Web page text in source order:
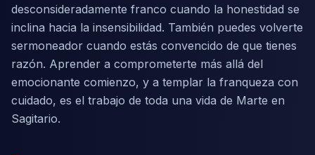
desconsideradamente franco cuando la honestidad se
inclina hacia la insensibilidad. También puedes volverte
sermoneador cuando estás convencido de que tienes
razón. Aprender a comprometerte más allá del
emocionante comienzo, y a templar la franqueza con
cuidado, es el trabajo de toda una vida de Marte en
Sagitario.